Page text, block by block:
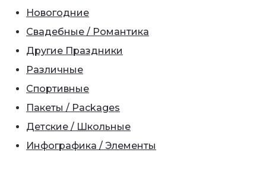
Новогодние
Свадебные / Романтика
Другие Праздники
Различные
Спортивные
Пакеты / Packages
Детские / Школьные
Инфографика / Элементы